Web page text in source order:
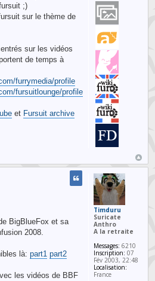
;)
sur le thème de
sur les vidéos
de temps à
furrymedia/profile
fursuitlounge/profile
et Fursuit archive
BigBlueFox et sa
2008.
là:part1 part2
les vidéos de BBF
Timduru
Suricate
Anthro
A la retraite
Messages: 6210
Inscription: 07
Fév 2003, 22:48
Localisation:
France